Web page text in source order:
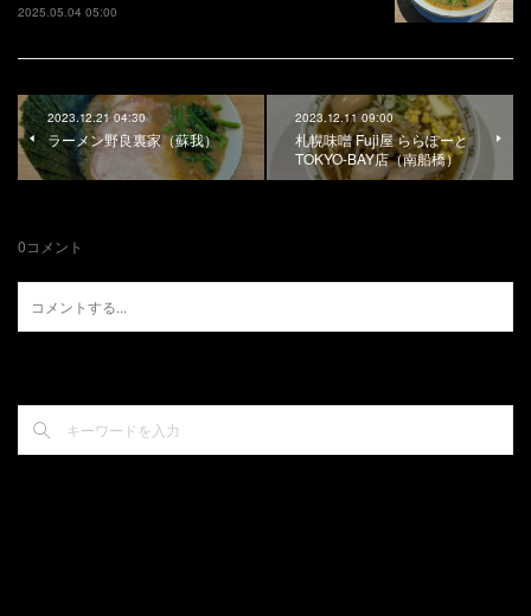
2025.05.04 05:00
2023.12.21 04:30
ラーメン野良裏家（蘇我）
2023.12.11 09:00
札幌味噌 Fuji屋 ららぽーと
TOKYO-BAY店（南船橋）
0コメント